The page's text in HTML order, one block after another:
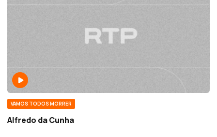
VAMOS TODOS MORRER
Alfredo da Cunha